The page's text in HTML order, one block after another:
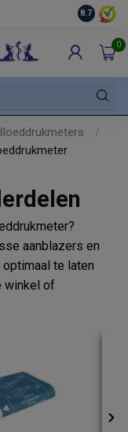
8.7
0
/
aanblazers en
te laten
winkel of